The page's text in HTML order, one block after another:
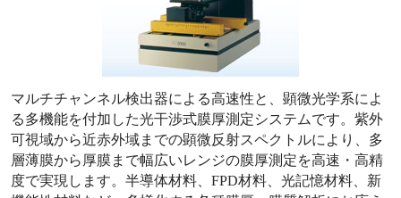
マルチチャンネル検出器による高速性と、顕微光学系によ
る多機能を付加した光干渉式膜厚測定システムです。紫外
可視域から近赤外域までの顕微反射スペクトルにより、多
層薄膜から厚膜まで幅広いレンジの膜厚測定を高速・高精
度で実現します。半導体材料、FPD材料、光記憶材料、新